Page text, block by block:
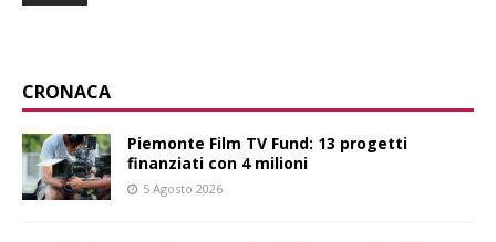
CRONACA
Piemonte Film TV Fund: 13 progetti
finanziati con 4 milioni
5 Agosto 2026